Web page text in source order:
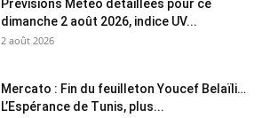
Prévisions Météo détaillées pour ce
dimanche 2 août 2026, indice UV...
2 août 2026
Mercato : Fin du feuilleton Youcef Belaïli…
L’Espérance de Tunis, plus...